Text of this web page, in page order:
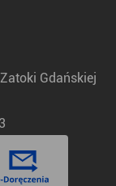
Gdańskiej